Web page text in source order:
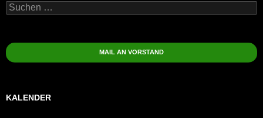
Suchen
nach:
MAIL AN VORSTAND
KALENDER